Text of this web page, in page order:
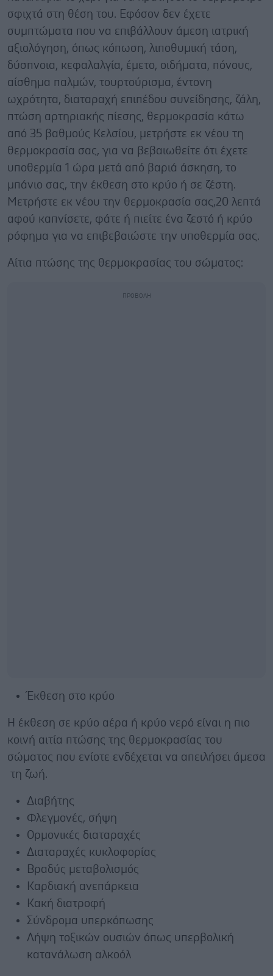
σφιχτά στη θέση του. Εφόσον δεν έχετε
συμπτώματα που να επιβάλλουν άμεση ιατρική
αξιολόγηση, όπως κόπωση, λιποθυμική τάση,
δύσπνοια, κεφαλαλγία, έμετο, οιδήματα, πόνους,
αίσθημα παλμών, τουρτούρισμα, έντονη
ωχρότητα, διαταραχή επιπέδου συνείδησης, ζάλη,
πτώση αρτηριακής πίεσης, θερμοκρασία κάτω
από 35 βαθμούς Κελσίου, μετρήστε εκ νέου τη
θερμοκρασία σας, για να βεβαιωθείτε ότι έχετε
υποθερμία 1 ώρα μετά από βαριά άσκηση, το
μπάνιο σας, την έκθεση στο κρύο ή σε ζέστη.
Μετρήστε εκ νέου την θερμοκρασία σας,20 λεπτά
αφού καπνίσετε, φάτε ή πιείτε ένα ζεστό ή κρύο
ρόφημα για να επιβεβαιώστε την υποθερμία σας.
Αίτια πτώσης της θερμοκρασίας του σώματος:
Έκθεση στο κρύο
Η έκθεση σε κρύο αέρα ή κρύο νερό είναι η πιο
κοινή αιτία πτώσης της θερμοκρασίας του
σώματος που ενίοτε ενδέχεται να απειλήσει άμεσα
τη ζωή.
Διαβήτης
Φλεγμονές, σήψη
Ορμονικές διαταραχές
Διαταραχές κυκλοφορίας
Βραδύς μεταβολισμός
Καρδιακή ανεπάρκεια
Κακή διατροφή
Σύνδρομα υπερκόπωσης
Λήψη τοξικών ουσιών όπως υπερβολική
κατανάλωση αλκοόλ